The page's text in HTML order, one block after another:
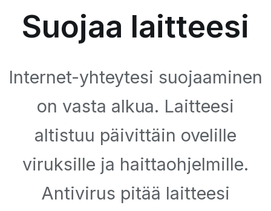
Suojaa laitteesi
Internet-yhteytesi suojaaminen
on vasta alkua. Laitteesi
altistuu päivittäin ovelille
viruksille ja haittaohjelmille.
Antivirus pitää laitteesi